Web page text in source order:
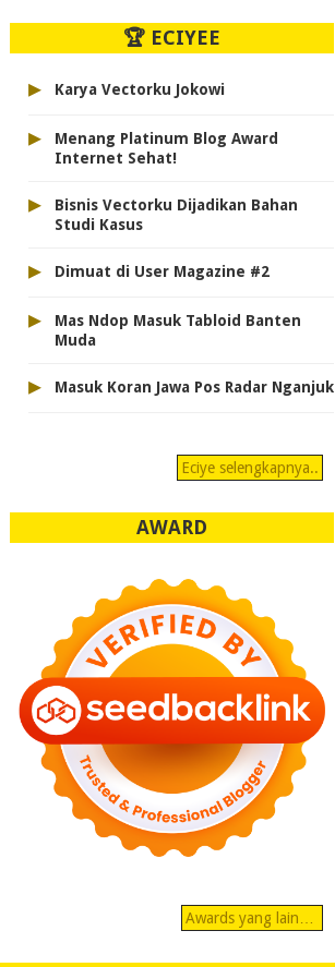
🏆 ECIYEE
▸ Karya Vectorku Jokowi
▸
Menang Platinum Blog Award
Internet Sehat!
▸
Bisnis Vectorku Dijadikan Bahan
Studi Kasus
▸ Dimuat di User Magazine #2
▸
Mas Ndop Masuk Tabloid Banten
Muda
▸ Masuk Koran Jawa Pos Radar Nganjuk
Eciye selengkapnya..
AWARD
Awards yang lain…